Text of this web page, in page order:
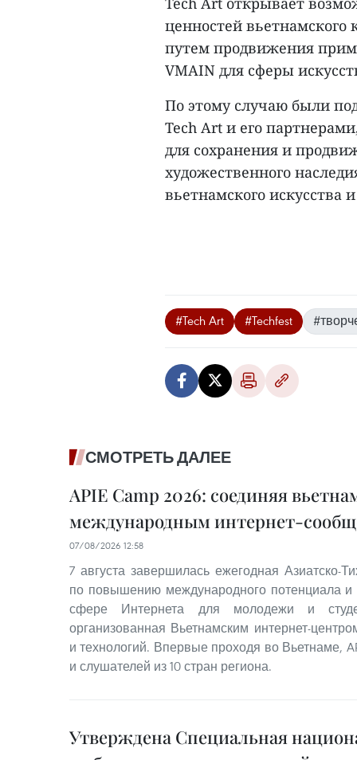
ценностей вьетнамского
путем продвижения
VMAIN для сферы
По этому случаю были
Tech Art и его
для сохранения и
художественного
вьетнамского искусства
#Tech Art #Techfest
СМОТРЕТЬ ДАЛЕЕ
APIE Camp 2026: соединяя
международным интернет-
07/08/2026 12:58
7 августа завершилась ежегодная Азиатско-
по повышению международного потенциала и
сфере Интернета для молодежи и
организованная Вьетнамским интернет-
и технологий. Впервые проходя во Вьетнаме,
и слушателей из 10 стран региона.
Утверждена Специальная